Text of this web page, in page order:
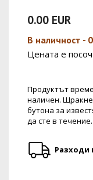
0.00 EUR
В наличност -
Цената е
Продуктът
наличен.
бутона за
да сте в течение.
Разходи